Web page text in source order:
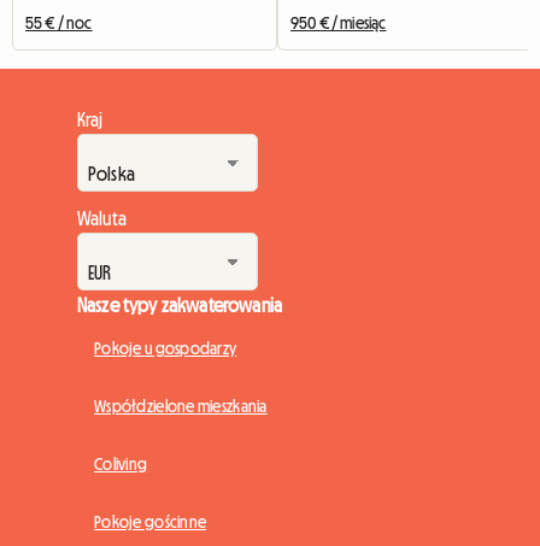
55 € / noc 950 € / miesiąc
Kraj
Waluta
Nasze typy zakwaterowania
Pokoje u gospodarzy
Współdzielone mieszkania
Coliving
Pokoje gościnne